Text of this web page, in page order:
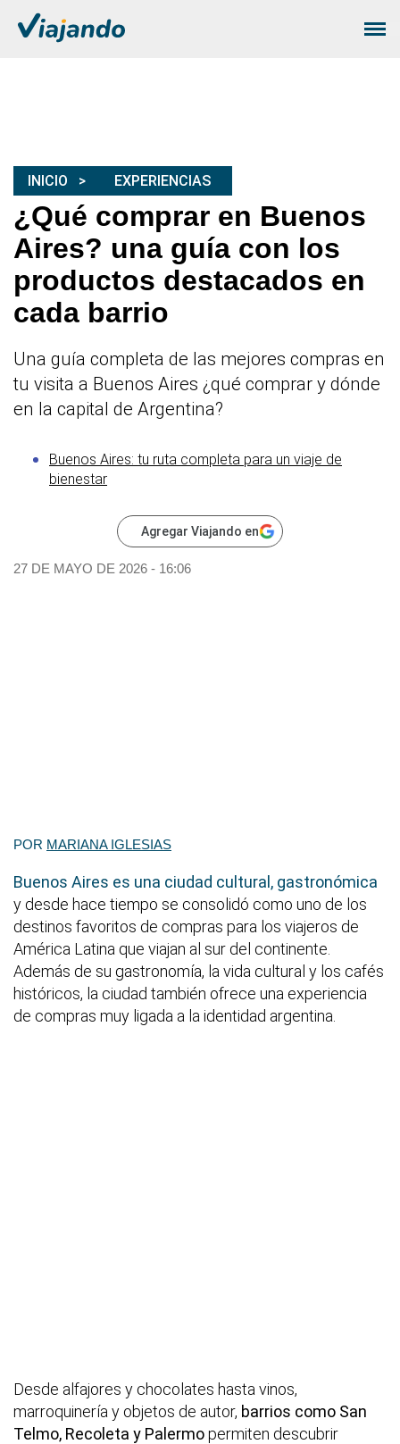
INICIO EXPERIENCIAS
¿Qué comprar en Buenos
Aires? una guía con los
productos destacados en
cada barrio
Una guía completa de las mejores compras en
tu visita a Buenos Aires ¿qué comprar y dónde
en la capital de Argentina?
Buenos Aires: tu ruta completa para un viaje de
bienestar
Agregar Viajando en
27 DE MAYO DE 2026 - 16:06
POR MARIANA IGLESIAS
Buenos Aires es una ciudad cultural, gastronómica
y desde hace tiempo se consolidó como uno de los
destinos favoritos de compras para los viajeros de
América Latina que viajan al sur del continente.
Además de su gastronomía, la vida cultural y los cafés
históricos, la ciudad también ofrece una experiencia
de compras muy ligada a la identidad argentina.
Desde alfajores y chocolates hasta vinos,
marroquinería y objetos de autor, barrios como San
Telmo, Recoleta y Palermopermiten descubrir